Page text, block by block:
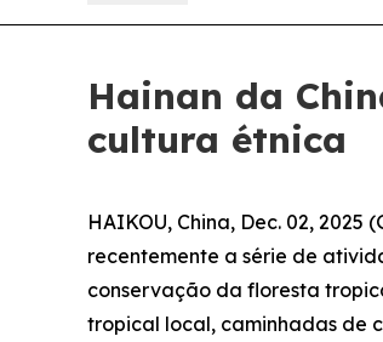
Hainan da
cultura étnica
HAIKOU, China, Dec. 02,
recentemente a série de
conservação da floresta
tropical local, caminhadas de